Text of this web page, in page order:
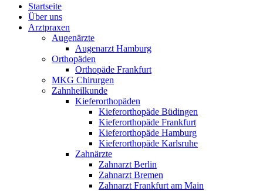
Startseite
Über uns
Arztpraxen
Augenärzte
Augenarzt Hamburg
Orthopäden
Orthopäde Frankfurt
MKG Chirurgen
Zahnheilkunde
Kieferorthopäden
Kieferorthopäde Büdingen
Kieferorthopäde Frankfurt
Kieferorthopäde Hamburg
Kieferorthopäde Karlsruhe
Zahnärzte
Zahnarzt Berlin
Zahnarzt Bremen
Zahnarzt Frankfurt am Main